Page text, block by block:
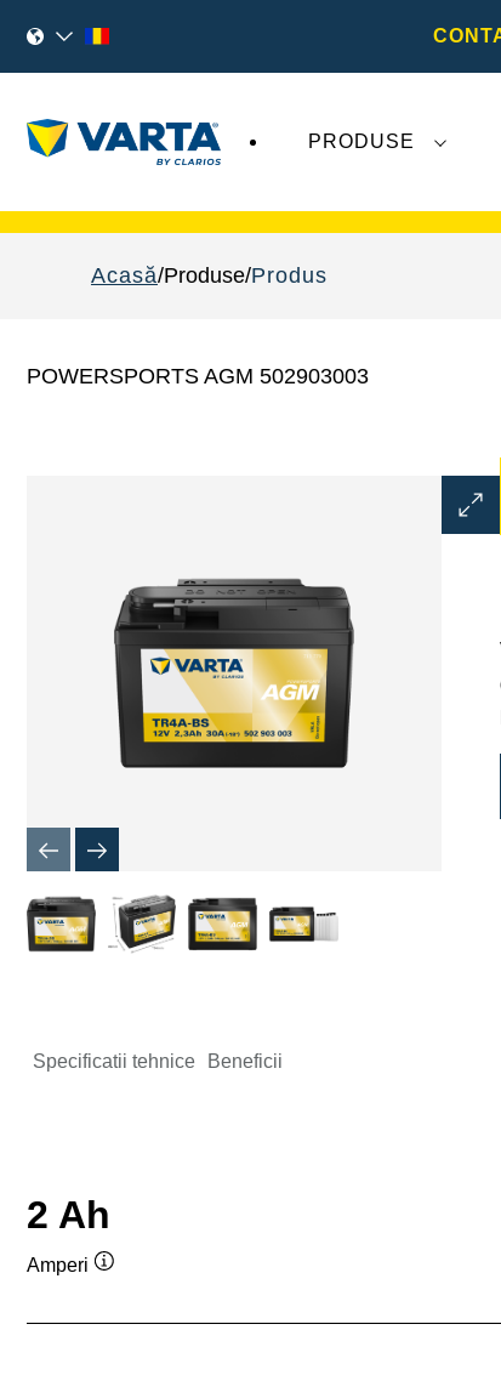
PRODUSE
Acasă Produse Produs
POWERSPORTS AGM 502903003
Specificatii tehnice Beneficii
2 Ah
Amperi